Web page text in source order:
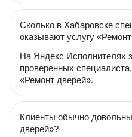
Сколько в Хабаровске
оказывают услугу
На Яндекс Исполнителях
проверенных
«Ремонт дверей».
Клиенты обычно
дверей»?